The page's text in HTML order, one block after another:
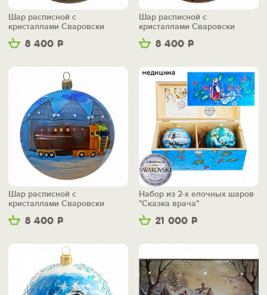
8 400 Р
Шар расписной с
кристаллами Сваровски
"Буровая"
8 400 Р
Шар расписной с
кристаллами Сваровски
"Журавль"
8 400 Р
Шар расписной с
кристаллами Сваровски
"Автоцистерна"
21 000 Р
Набор из 2-х елочных шаров
"Сказка врача"